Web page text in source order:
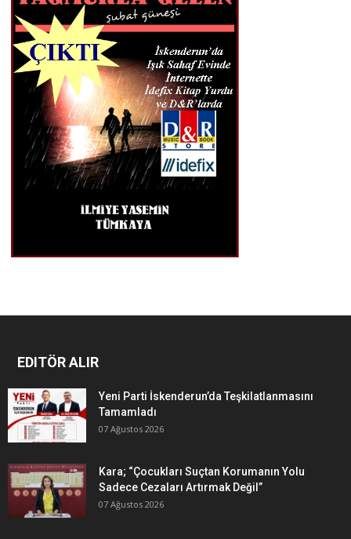
EDITÖR ALIR
Yeni Parti İskenderun’da Teşkilatlanmasını
Tamamladı
07 Ağustos 2026
Kara; “Çocukları Suçtan Korumanın Yolu
Sadece Cezaları Artırmak Değil”
07 Ağustos 2026